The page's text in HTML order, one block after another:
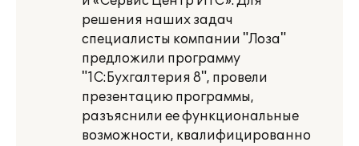
решения наших задач
специалисты компании "Лоза"
предложили программу
"1С:Бухгалтерия 8", провели
презентацию программы,
разъяснили ее функциональные
возможности, квалифицированно